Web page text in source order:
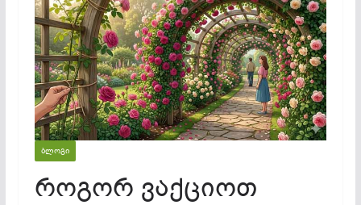
ᲑᲚᲝᲒᲘ
როგორ ვაქციოთ